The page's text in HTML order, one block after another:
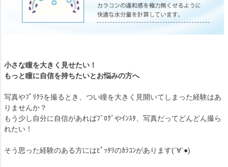
小さな瞳を大きく見せたい！
もっと瞳に自信を持ちたいとお悩みの方へ
写真やﾌﾟﾘｸﾗを撮るとき、つい瞳を大きく見開いてしまった経験はあ
りませんか？
もう少し自分に自信があればﾌﾞﾛｸﾞやｲﾝｽﾀ、写真だってどんどん撮ら
れたい！
そう思った経験のある方にはﾋﾟｯﾀﾘのｶﾗｺﾝがあります(´∀`●)